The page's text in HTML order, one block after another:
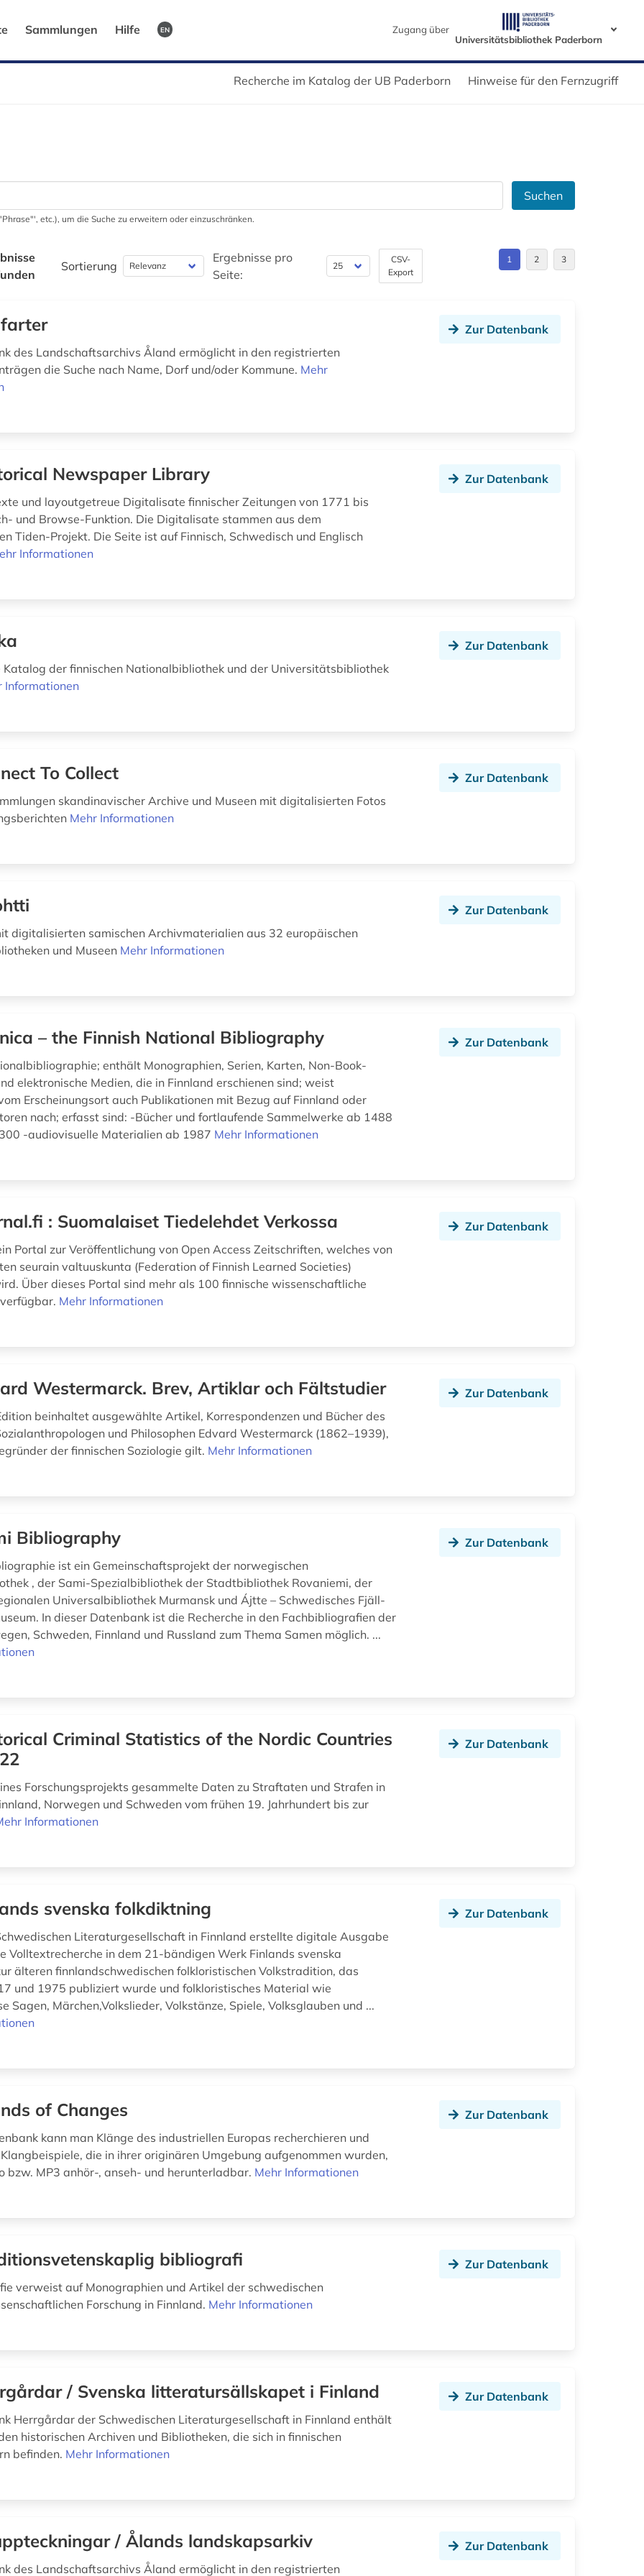
Sammlungen Hilfe EN
Zugang über
Universitätsbibliothek Paderborn
Recherche im Katalog der UB Paderborn Hinweise für den Fernzugriff
Suchen
etc.), um die Suche zu erweitern oder einzuschränken.
Sortierung
Ergebnisse pro
Seite:
CSV-
Export
1 2 3
des Landschaftsarchivs Åland ermöglicht in den registrierten
die Suche nach Name, Dorf und/oder Kommune. Mehr
Zur Datenbank
Newspaper Library
und layoutgetreue Digitalisate finnischer Zeitungen von 1771 bis
und Browse-Funktion. Die Digitalisate stammen aus dem
Tiden-Projekt. Die Seite ist auf Finnisch, Schwedisch und Englisch
Informationen
Zur Datenbank
Katalog der finnischen Nationalbibliothek und der Universitätsbibliothek
Informationen
Zur Datenbank
To Collect
skandinavischer Archive und Museen mit digitalisierten Fotos
Mehr Informationen
Zur Datenbank
digitalisierten samischen Archivmaterialien aus 32 europäischen
und Museen Mehr Informationen
Zur Datenbank
– the Finnish National Bibliography
enthält Monographien, Serien, Karten, Non-Book-
elektronische Medien, die in Finnland erschienen sind; weist
Erscheinungsort auch Publikationen mit Bezug auf Finnland oder
nach; erfasst sind: -Bücher und fortlaufende Sammelwerke ab 1488
-audiovisuelle Materialien ab 1987 Mehr Informationen
Zur Datenbank
: Suomalaiset Tiedelehdet Verkossa
Portal zur Veröffentlichung von Open Access Zeitschriften, welches von
seurain valtuuskunta (Federation of Finnish Learned Societies)
Über dieses Portal sind mehr als 100 finnische wissenschaftliche
Mehr Informationen
Zur Datenbank
Westermarck. Brev, Artiklar och Fältstudier
beinhaltet ausgewählte Artikel, Korrespondenzen und Bücher des
und Philosophen Edvard Westermarck (1862–1939),
der finnischen Soziologie gilt. Mehr Informationen
Zur Datenbank
Bibliography
ist ein Gemeinschaftsprojekt der norwegischen
, der Sami-Spezialbibliothek der Stadtbibliothek Rovaniemi, der
Universalbibliothek Murmansk und Ájtte – Schwedisches Fjäll-
In dieser Datenbank ist die Recherche in den Fachbibliografien der
Schweden, Finnland und Russland zum Thema Samen möglich. ...
Zur Datenbank
Criminal Statistics of the Nordic Countries
Forschungsprojekts gesammelte Daten zu Straftaten und Strafen in
Norwegen und Schweden vom frühen 19. Jahrhundert bis zur
Informationen
Zur Datenbank
svenska folkdiktning
Literaturgesellschaft in Finnland erstellte digitale Ausgabe
Volltextrecherche in dem 21-bändigen Werk Finlands svenska
älteren finnlandschwedischen folkloristischen Volkstradition, das
und 1975 publiziert wurde und folkloristisches Material wie
Sagen, Märchen,Volkslieder, Volkstänze, Spiele, Volksglauben und ...
Zur Datenbank
of Changes
kann man Klänge des industriellen Europas recherchieren und
die in ihrer originären Umgebung aufgenommen wurden,
bzw. MP3 anhör-, anseh- und herunterladbar. Mehr Informationen
Zur Datenbank
bibliografi
verweist auf Monographien und Artikel der schwedischen
Forschung in Finnland. Mehr Informationen
Zur Datenbank
/ Svenska litteratursällskapet i Finland
Herrgårdar der Schwedischen Literaturgesellschaft in Finnland enthält
historischen Archiven und Bibliotheken, die sich in finnischen
befinden. Mehr Informationen
Zur Datenbank
/ Ålands landskapsarkiv
des Landschaftsarchivs Åland ermöglicht in den registrierten
Zur Datenbank